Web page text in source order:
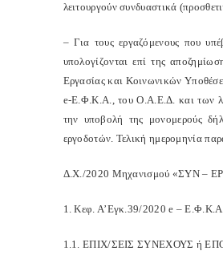
λειτουργούν συνδυαστικά
– Για τους εργαζόμενους που
υπολογίζονται επί της
Εργασίας και Κοινωνικών
e-Ε.Φ.Κ.Α., του Ο.Α.Ε.Δ. και των
την υποβολή της μονομερούς
εργοδοτών. Τελική ημερομηνία
Δ.Χ./2020 Μηχανισμού «ΣΥΝ –
1. Κεφ. Α’Εγκ.39/2020 e –
1.1. ΕΠΙΧ/ΣΕΙΣ ΣΥΝΕΧΟΥΣ ή